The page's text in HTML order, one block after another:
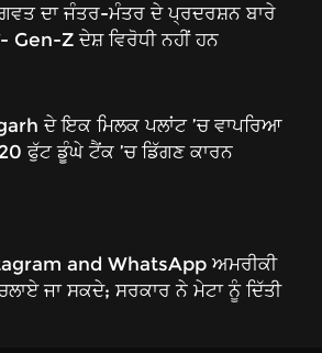
ਦਾ ਜੰਤਰ-ਮੰਤਰ ਦੇ ਪ੍ਰਦਰਸ਼ਨ ਬਾਰੇ
Gen-Z ਦੇਸ਼ ਵਿਰੋਧੀ ਨਹੀਂ ਹਨ
ਦੇ ਇਕ ਮਿਲਕ ਪਲਾਂਟ ’ਚ ਵਾਪਰਿਆ
ਫੁੱਟ ਡੂੰਘੇ ਟੈਂਕ ’ਚ ਡਿੱਗਣ ਕਾਰਨ
and WhatsApp ਅਮਰੀਕੀ
ਜਾ ਸਕਦੇ; ਸਰਕਾਰ ਨੇ ਮੇਟਾ ਨੂੰ ਦਿੱਤੀ